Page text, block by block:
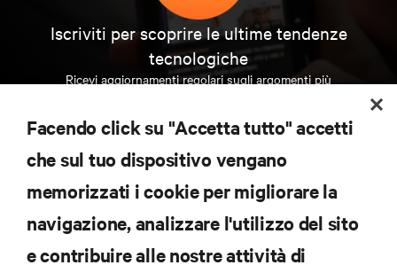
Iscriviti per scoprire le ultime tendenze
tecnologiche
Ricevi aggiornamenti regolari sugli argomenti più
data center e infrastrutture.
ISCRIVITI SUBITO
Facendo click su "Accetta tutto" accetti
che sul tuo dispositivo vengano
memorizzati i cookie per migliorare la
navigazione, analizzare l'utilizzo del sito
e contribuire alle nostre attività di